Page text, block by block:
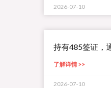
2026-07-10
持有485签证，
了解详情 >>
2026-07-10